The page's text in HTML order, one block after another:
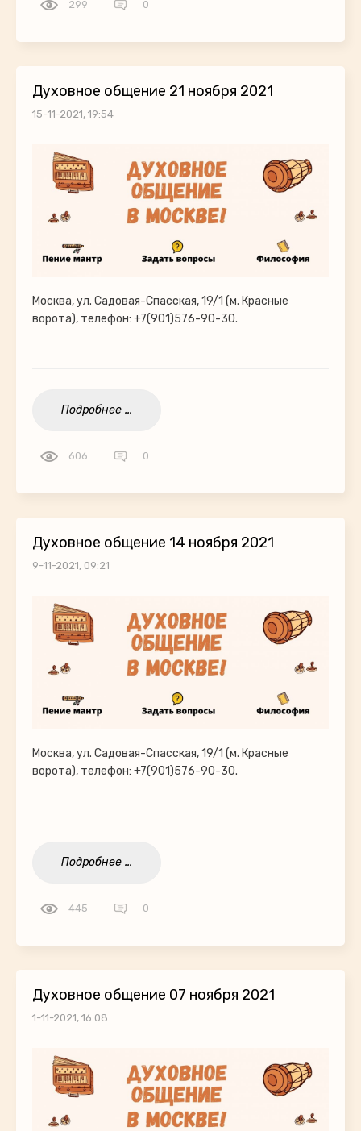
299 0
Духовное общение 21 ноября 2021
15-11-2021, 19:54
Москва, ул. Садовая-Спасская, 19/1 (м. Красные
ворота), телефон: +7(901)576-90-30.
Подробнее ...
606 0
Духовное общение 14 ноября 2021
9-11-2021, 09:21
Москва, ул. Садовая-Спасская, 19/1 (м. Красные
ворота), телефон: +7(901)576-90-30.
Подробнее ...
445 0
Духовное общение 07 ноября 2021
1-11-2021, 16:08